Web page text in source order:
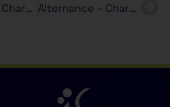
Alternance – Chargé(e) Administratif du personnel – BERSHKA – Bachelor RH en 3 ans Alternance – Chargé(e) Administratif du personnel – BERSHKA – Bachelor RH en 3 ans